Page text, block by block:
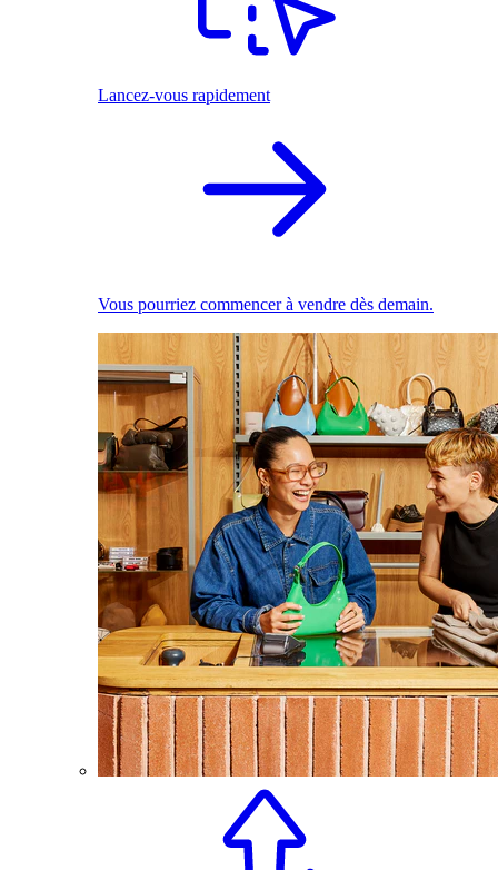
Lancez-vous rapidement
Vous pourriez commencer à vendre dès demain.